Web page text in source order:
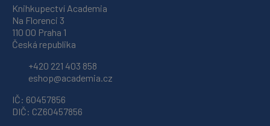
Knihkupectví Academia
Na Florenci 3
110 00 Praha 1
Česká republika
+420 221 403 858
eshop@academia.cz
IČ: 60457856
DIČ: CZ60457856